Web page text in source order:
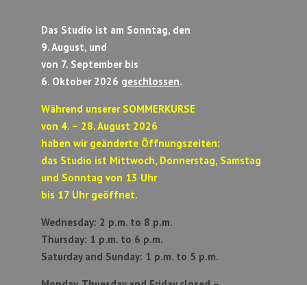
Das Studio ist am Sonntag, den
9. August, und
von 7. September bis
6. Oktober 2026 geschlossen.
Während unserer SOMMERKURSE
von 4. – 28. August 2026
haben wir geänderte Öffnungszeiten:
das Studio ist Mittwoch, Donnerstag, Samstag
und Sonntag von 13 Uhr
bis 17 Uhr geöffnet.
Wednesday: 2 p.m. to 8 p.m.
Thursday: 1 p.m. to 6 p.m.
Saturday and Sunday: 1 p.m. to 5 p.m.